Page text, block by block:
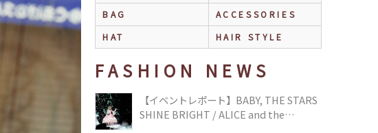
BAG
ACCESSORIES
HAT
HAIR STYLE
FASHION NEWS
【イベントレポート】BABY, THE STARS
SHINE BRIGHT / ALICE and the